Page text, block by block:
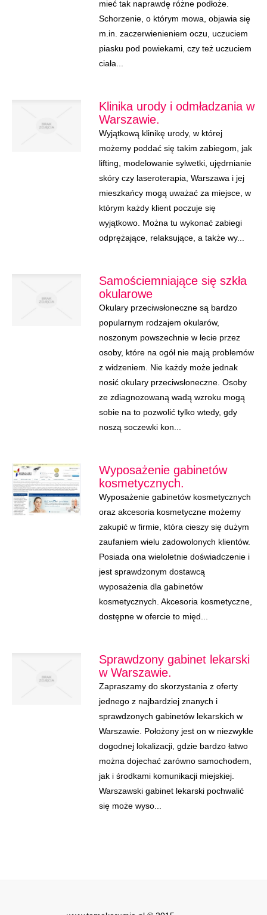
mieć tak naprawdę różne podłoże.
Schorzenie, o którym mowa, objawia się
m.in. zaczerwienieniem oczu, uczuciem
piasku pod powiekami, czy też uczuciem
ciała...
Klinika urody i odmładzania w
Warszawie.
Wyjątkową klinikę urody, w której
możemy poddać się takim zabiegom, jak
lifting, modelowanie sylwetki, ujędrnianie
skóry czy laseroterapia, Warszawa i jej
mieszkańcy mogą uważać za miejsce, w
którym każdy klient poczuje się
wyjątkowo. Można tu wykonać zabiegi
odprężające, relaksujące, a także wy...
Samościemniające się szkła
okularowe
Okulary przeciwsłoneczne są bardzo
popularnym rodzajem okularów,
noszonym powszechnie w lecie przez
osoby, które na ogół nie mają problemów
z widzeniem. Nie każdy może jednak
nosić okulary przeciwsłoneczne. Osoby
ze zdiagnozowaną wadą wzroku mogą
sobie na to pozwolić tylko wtedy, gdy
noszą soczewki kon...
Wyposażenie gabinetów
kosmetycznych.
Wyposażenie gabinetów kosmetycznych
oraz akcesoria kosmetyczne możemy
zakupić w firmie, która cieszy się dużym
zaufaniem wielu zadowolonych klientów.
Posiada ona wieloletnie doświadczenie i
jest sprawdzonym dostawcą
wyposażenia dla gabinetów
kosmetycznych. Akcesoria kosmetyczne,
dostępne w ofercie to międ...
Sprawdzony gabinet lekarski
w Warszawie.
Zapraszamy do skorzystania z oferty
jednego z najbardziej znanych i
sprawdzonych gabinetów lekarskich w
Warszawie. Położony jest on w niezwykle
dogodnej lokalizacji, gdzie bardzo łatwo
można dojechać zarówno samochodem,
jak i środkami komunikacji miejskiej.
Warszawski gabinet lekarski pochwalić
się może wyso...